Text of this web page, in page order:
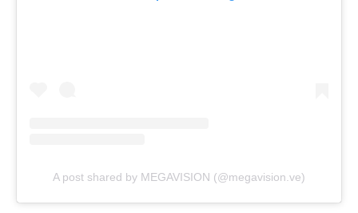
A post shared by MEGAVISION (@megavision.ve)